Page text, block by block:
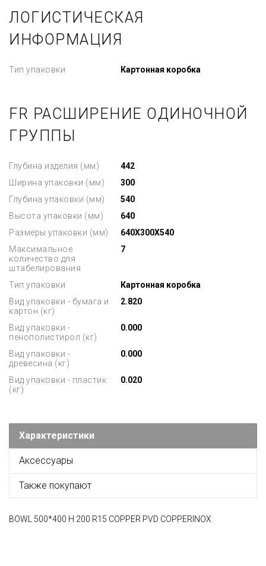
ЛОГИСТИЧЕСКАЯ
ИНФОРМАЦИЯ
Тип упаковки Картонная коробка
FR РАСШИРЕНИЕ ОДИНОЧНОЙ
ГРУППЫ
Глубина изделия (мм)
442
Ширина упаковки (мм)
300
Глубина упаковки (мм)
540
Высота упаковки (мм)
640
Размеры упаковки (мм)
640X300X540
Максимальное
количество для
штабелирования
7
Тип упаковки
Картонная коробка
Вид упаковки - бумага и
картон (кг)
2.820
Вид упаковки -
пенополистирол (кг)
0.000
Вид упаковки -
древесина (кг)
0.000
Вид упаковки - пластик
(кг)
0.020
Характеристики
Аксессуары
Также покупают
BOWL 500*400 H 200 R15 COPPER PVD COPPERINOX